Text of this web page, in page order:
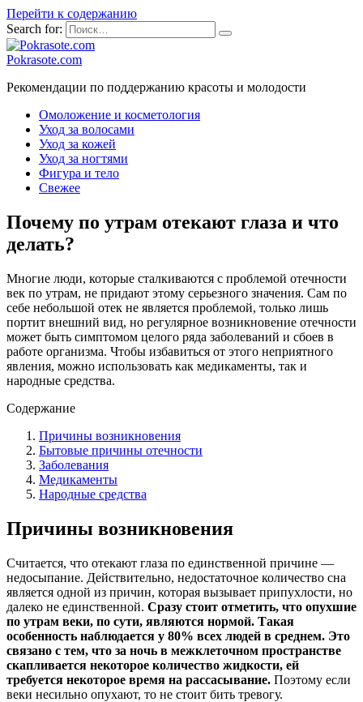
Перейти к содержанию
Search for:
Pokrasote.com
Рекомендации по поддержанию красоты и молодости
Омоложение и косметология
Уход за волосами
Уход за кожей
Уход за ногтями
Фигура и тело
Свежее
Почему по утрам отекают глаза и что
делать?
Многие люди, которые сталкиваются с проблемой отечности
век по утрам, не придают этому серьезного значения. Сам по
себе небольшой отек не является проблемой, только лишь
портит внешний вид, но регулярное возникновение отечности
может быть симптомом целого ряда заболеваний и сбоев в
работе организма. Чтобы избавиться от этого неприятного
явления, можно использовать как медикаменты, так и
народные средства.
Содержание
Причины возникновения
Бытовые причины отечности
Заболевания
Медикаменты
Народные средства
Причины возникновения
Считается, что отекают глаза по единственной причине —
недосыпание. Действительно, недостаточное количество сна
является одной из причин, которая вызывает припухлости, но
далеко не единственной. Сразу стоит отметить, что опухшие
по утрам веки, по сути, являются нормой. Такая
особенность наблюдается у 80% всех людей в среднем. Это
связано с тем, что за ночь в межклеточном пространстве
скапливается некоторое количество жидкости, ей
требуется некоторое время на рассасывание. Поэтому если
веки несильно опухают, то не стоит бить тревогу.